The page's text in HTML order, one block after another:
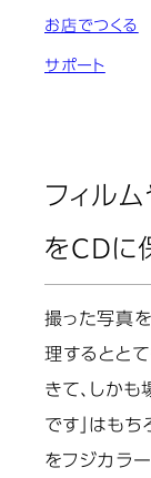
お店でつくる
サポート
フィル
をCDに
撮った写真
理するとと
きて、しかも
です」はも
をフジカラ